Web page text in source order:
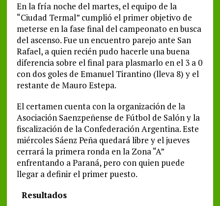
En la fría noche del martes, el equipo de la
“Ciudad Termal” cumplió el primer objetivo de
meterse en la fase final del campeonato en busca
del ascenso. Fue un encuentro parejo ante San
Rafael, a quien recién pudo hacerle una buena
diferencia sobre el final para plasmarlo en el 3 a 0
con dos goles de Emanuel Tirantino (lleva 8) y el
restante de Mauro Estepa.
El certamen cuenta con la organización de la
Asociación Saenzpeñense de Fútbol de Salón y la
fiscalización de la Confederación Argentina. Este
miércoles Sáenz Peña quedará libre y el jueves
cerrará la primera ronda en la Zona “A”
enfrentando a Paraná, pero con quien puede
llegar a definir el primer puesto.
Resultados